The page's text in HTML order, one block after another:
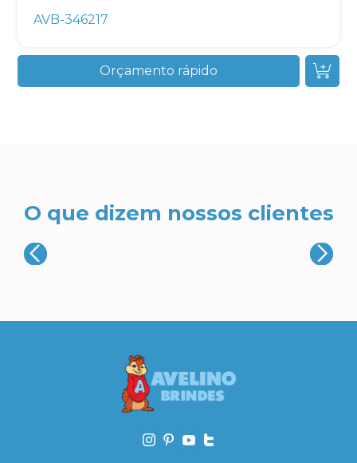
AVB-346217
Orçamento rápido
O que dizem nossos clientes